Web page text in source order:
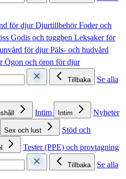
för djurDjurtillbehörFoder och
Godis och tuggben Leksaker för
för djurPäls- och hudvård
Ögon och öron för djur
Tillbaka
Se alla
Intim Intim
Nyheter
Sex och lust
Stöd och
Tester (PPE) och provtagning
Tillbaka
Se alla